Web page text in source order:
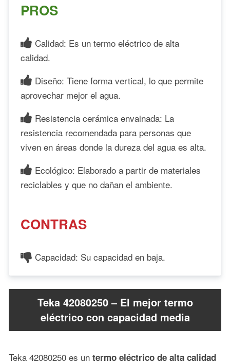
PROS
Calidad: Es un termo eléctrico de alta
calidad.
Diseño: Tiene forma vertical, lo que permite
aprovechar mejor el agua.
Resistencia cerámica envainada: La
resistencia recomendada para personas que
viven en áreas donde la dureza del agua es alta.
Ecológico: Elaborado a partir de materiales
reciclables y que no dañan el ambiente.
CONTRAS
Capacidad: Su capacidad en baja.
Teka 42080250 – El mejor termo
eléctrico con capacidad media
Teka 42080250 es un termo eléctrico de alta calidad